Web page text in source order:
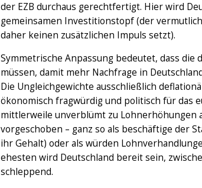
der EZB durchaus gerechtfertigt. Hier wird
gemeinsamen Investitionstopf (der
daher keinen zusätzlichen Impuls setzt).
Symmetrische Anpassung bedeutet, dass die
müssen, damit mehr Nachfrage in
Die Ungleichgewichte ausschließlich
ökonomisch fragwürdig und politisch für das
mittlerweile unverblümt zu Lohnerhöhungen
vorgeschoben – ganz so als beschäftige der
ihr Gehalt) oder als würden
ehesten wird Deutschland bereit sein,
schleppend.